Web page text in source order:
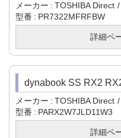
メーカー TOSHIBA Direct
型番
PR7322MFRFBW
詳細ペ
dynabook SS RX2
メーカー TOSHIBA Direct
型番
PARX2W7JLD11W3
詳細ペ